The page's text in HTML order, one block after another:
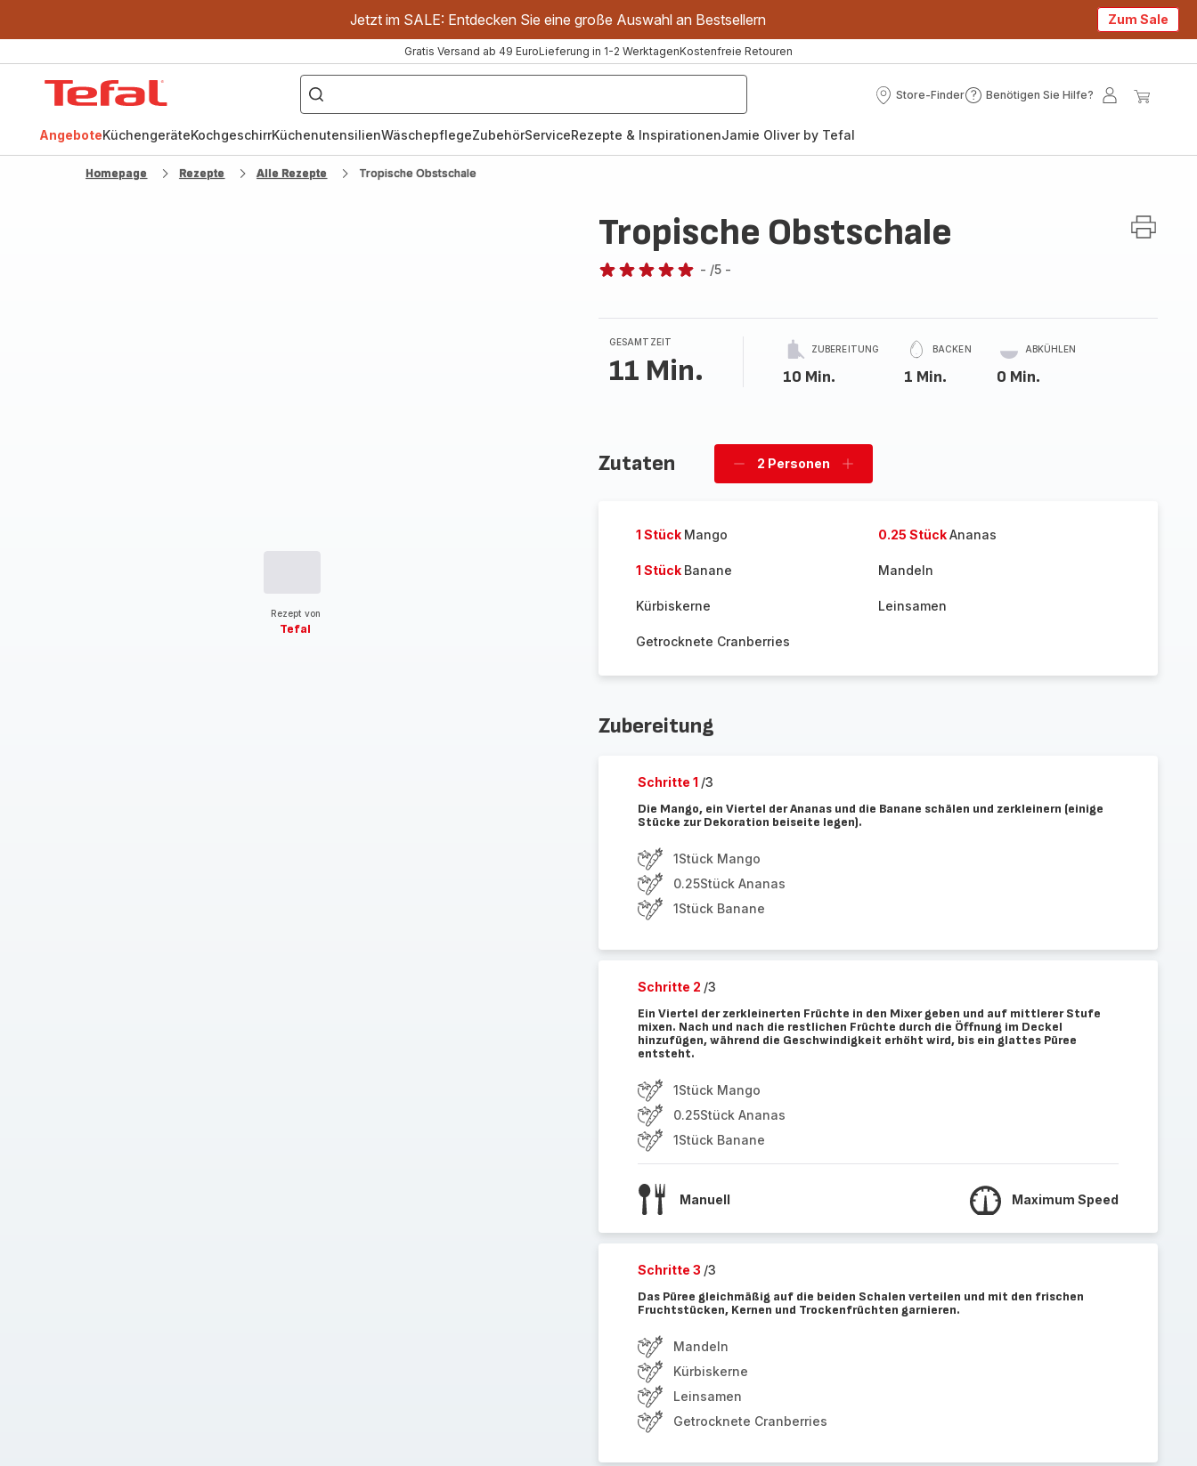
Jetzt im SALE: Entdecken Sie eine große Auswahl an Bestsellern Zum Sale
Gratis Versand ab 49 EuroLieferung in 1-2 WerktagenKostenfreie Retouren
["OptiGrill","Easy
Fry","Pfanne"]
Store-Finder
Store-
Benötigen Sie Hilfe?
Benötigen
Mein
AngeboteKüchengeräteKochgeschirrKüchenutensilienWäschepflegeZubehörServiceRezepte & InspirationenJamie Oliver by Tefal
Homepage Rezepte Alle Rezepte Tropische Obstschale
Rezept von
Tefal
Tropische Obstschale
5
Sternen
(Durchschnitt)
- /5 -
GESAMTZEIT
11 Min.
ZUBEREITUNG
10 Min.
BACKEN
1 Min.
ABKÜHLEN
0 Min.
Zutaten
Personen
2 Personen
Personen
1 Stück Mango 0.25 StückAnanas
1 Stück Banane Mandeln
Kürbiskerne Leinsamen
Getrocknete Cranberries
Zubereitung
Schritte 1 /3
Die Mango, ein Viertel der Ananas und die Banane schälen und zerkleinern (einige
Stücke zur Dekoration beiseite legen).
1Stück Mango
0.25Stück Ananas
1Stück Banane
Schritte 2 /3
Ein Viertel der zerkleinerten Früchte in den Mixer geben und auf mittlerer Stufe
mixen. Nach und nach die restlichen Früchte durch die Öffnung im Deckel
hinzufügen, während die Geschwindigkeit erhöht wird, bis ein glattes Püree
entsteht.
1Stück Mango
0.25Stück Ananas
1Stück Banane
Manuell Maximum Speed
Schritte 3 /3
Das Püree gleichmäßig auf die beiden Schalen verteilen und mit den frischen
Fruchtstücken, Kernen und Trockenfrüchten garnieren.
Mandeln
Kürbiskerne
Leinsamen
Getrocknete Cranberries